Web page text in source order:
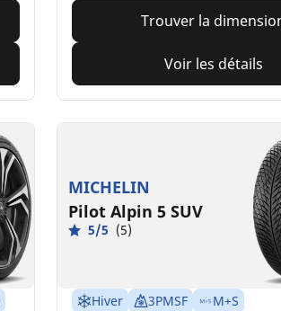
Trouver la
Voir les détails
MICHELIN
Pilot Alpin 5 SUV
5/5 (5)
Hiver 3PMSF
M+S